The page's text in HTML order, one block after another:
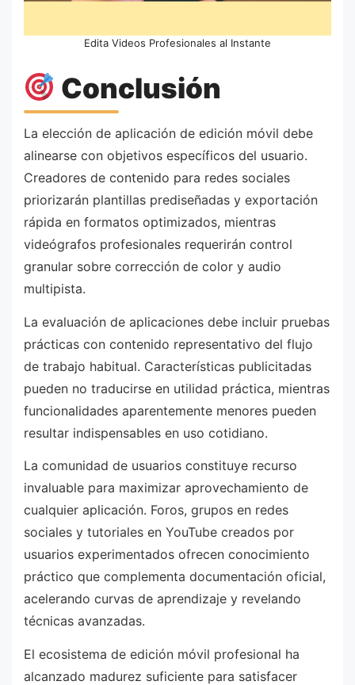
Edita Videos Profesionales al Instante
Conclusión
La elección de aplicación de edición móvil debe
alinearse con objetivos específicos del usuario.
Creadores de contenido para redes sociales
priorizarán plantillas prediseñadas y exportación
rápida en formatos optimizados, mientras
videógrafos profesionales requerirán control
granular sobre corrección de color y audio
multipista.
La evaluación de aplicaciones debe incluir pruebas
prácticas con contenido representativo del flujo
de trabajo habitual. Características publicitadas
pueden no traducirse en utilidad práctica, mientras
funcionalidades aparentemente menores pueden
resultar indispensables en uso cotidiano.
La comunidad de usuarios constituye recurso
invaluable para maximizar aprovechamiento de
cualquier aplicación. Foros, grupos en redes
sociales y tutoriales en YouTube creados por
usuarios experimentados ofrecen conocimiento
práctico que complementa documentación oficial,
acelerando curvas de aprendizaje y revelando
técnicas avanzadas.
El ecosistema de edición móvil profesional ha
alcanzado madurez suficiente para satisfacer